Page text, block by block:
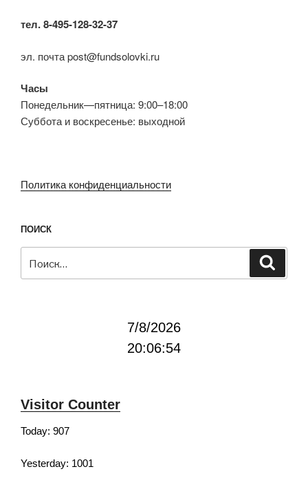
тел. 8-495-128-32-37
эл. почта post@fundsolovki.ru
Часы
Понедельник—пятница: 9:00–18:00
Суббота и воскресенье: выходной
Политика конфиденциальности
ПОИСК
7/8/2026
20:06:54
Visitor Counter
Today: 907
Yesterday: 1001